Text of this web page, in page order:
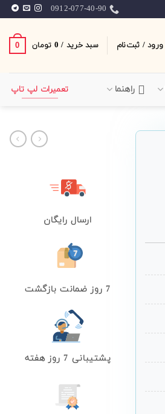
0912-077-40-90
ورود / ثبت‌نام سبد خرید / 0 تومان 0
راهنما تعمیرات لپ تاپ
ارسال رایگان
7 روز ضمانت بازگشت
پشتیبانی 7 روز هفته